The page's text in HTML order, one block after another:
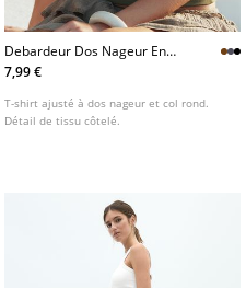
Debardeur Dos Nageur En
Coton Cotele L02522687
7,99 €
T-shirt ajusté à dos nageur et col rond.
Détail de tissu côtelé.